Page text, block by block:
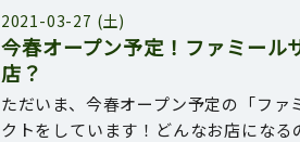
2021-03-27 (土)
今春オープン予定！ファミール
店？
ただいま、今春オープン予定の「フ
クトをしています！どんなお店にな